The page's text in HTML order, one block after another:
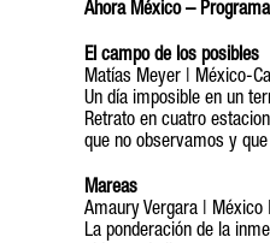
Ahora México –
El campo de los posibles
Matías Meyer | México-
Un día imposible en un
Retrato en cuatro
que no observamos y
Mareas
Amaury Vergara |
La ponderación de la